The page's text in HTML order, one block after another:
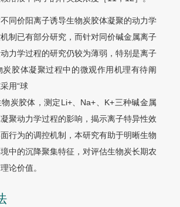
同价阳离子诱导生物炭胶体凝聚的动力学
制已有部分研究，而针对同价碱金属离子
力学过程的研究仍较为薄弱，特别是离子
胶体凝聚过程中的微观作用机理有待阐
用“球
炭胶体，测定Li+、Na+、K+三种碱金属
聚动力学过程的影响，揭示离子特异性效
行为的调控机制，本研究有助于明晰生物
中的沉降聚集特征，对评估生物炭长期农
论价值。